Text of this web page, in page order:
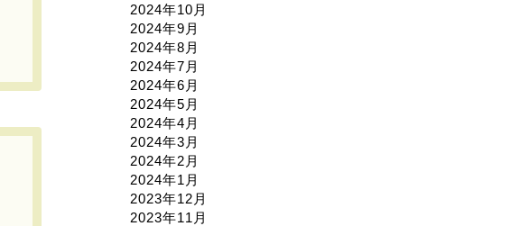
2024年10月
2024年9月
2024年8月
2024年7月
2024年6月
2024年5月
2024年4月
2024年3月
2024年2月
2024年1月
2023年12月
2023年11月